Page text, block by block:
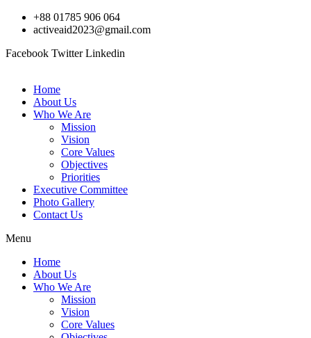
Skip
+88 01785 906 064
activeaid2023@gmail.com
Facebook Twitter Linkedin
Home
About Us
Who We Are
Mission
Vision
Core Values
Objectives
Priorities
Executive Committee
Photo Gallery
Contact Us
Menu
Home
About Us
Who We Are
Mission
Vision
Core Values